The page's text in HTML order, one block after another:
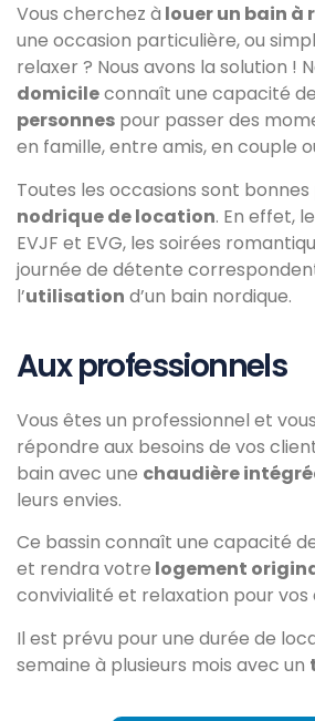
Vous cherchez à louer un bain à
une occasion particulière, ou
relaxer ? Nous avons la solution !
domicileconnaît une capacité de
personnes pour passer des
en famille, entre amis, en couple
Toutes les occasions sont bonnes
nodrique de location. En effet,
EVJF et EVG, les soirées
journée de détente
l’utilisation d’un bain nordique.
Aux professionnels
Vous êtes un professionnel et
répondre aux besoins de vos
bain avec une chaudière
leurs envies.
Ce bassin connaît une capacité
et rendra votre logement
convivialité et relaxation pour vos
Il est prévu pour une durée de
semaine à plusieurs mois avec un